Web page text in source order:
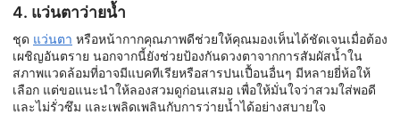
4. แว่นตาว่ายน้ำ
ชุด แว่นตา หรือหน้ากากคุณภาพดีช่วยให้คุณมองเห็นได้ชัดเจนเมื่อต้อง
เผชิญอันตราย นอกจากนี้ยังช่วยป้องกันดวงตาจากการสัมผัสน้ำใน
สภาพแวดล้อมที่อาจมีแบคทีเรียหรือสารปนเปื้อนอื่นๆ มีหลายยี่ห้อให้
เลือก แต่ขอแนะนำให้ลองสวมดูก่อนเสมอ เพื่อให้มั่นใจว่าสวมใส่พอดี
และไม่รั่วซึม และเพลิดเพลินกับการว่ายน้ำได้อย่างสบายใจ